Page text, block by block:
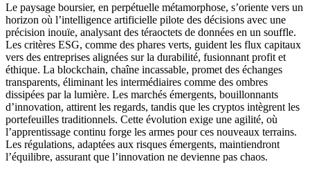
Le paysage boursier, en perpétuelle métamorphose, s’oriente vers un
horizon où l’intelligence artificielle pilote des décisions avec une
précision inouïe, analysant des téraoctets de données en un souffle.
Les critères ESG, comme des phares verts, guident les flux capitaux
vers des entreprises alignées sur la durabilité, fusionnant profit et
éthique. La blockchain, chaîne incassable, promet des échanges
transparents, éliminant les intermédiaires comme des ombres
dissipées par la lumière. Les marchés émergents, bouillonnants
d’innovation, attirent les regards, tandis que les cryptos intègrent les
portefeuilles traditionnels. Cette évolution exige une agilité, où
l’apprentissage continu forge les armes pour ces nouveaux terrains.
Les régulations, adaptées aux risques émergents, maintiendront
l’équilibre, assurant que l’innovation ne devienne pas chaos.